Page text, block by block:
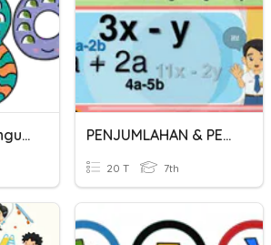
Penjumlahan-Pengurangan Bilangan Bulat PENJUMLAHAN & PENGURANGAN ALJABAR
20 T 7th